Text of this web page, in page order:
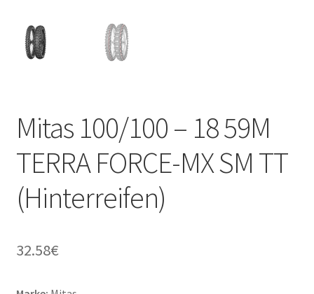
Mitas 100/100 – 18 59M
TERRA FORCE-MX SM TT
(Hinterreifen)
32.58€